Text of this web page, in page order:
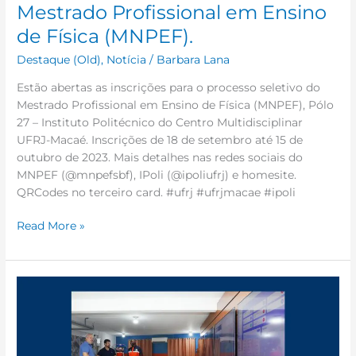
Mestrado Profissional em Ensino
de Física (MNPEF).
Destaque (Old), Notícia / Barbara Lana
Estão abertas as inscrições para o processo seletivo do
Mestrado Profissional em Ensino de Física (MNPEF), Pólo
27 – Instituto Politécnico do Centro Multidisciplinar
UFRJ-Macaé. Inscrições de 18 de setembro até 15 de
outubro de 2023. Mais detalhes nas redes sociais do
MNPEF (@mnpefsbf), IPoli (@ipoliufrj) e homesite.
QRCodes no terceiro card. #ufrj #ufrjmacae #ipoli
Read More »